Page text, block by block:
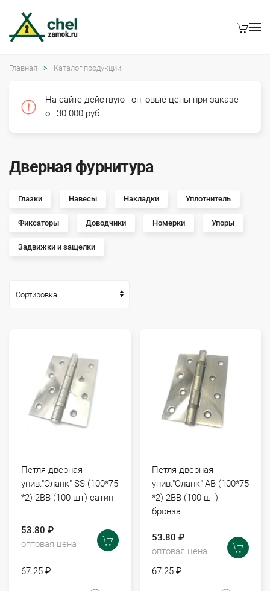
Главная Каталог продукции
На сайте действуют оптовые цены при заказе
от 30 000 руб.
Дверная фурнитура
Глазки Навесы Накладки Уплотнитель
Фиксаторы Доводчики Номерки Упоры
Задвижки и защелки
Петля дверная
унив."Оланк" SS (100*75
*2) 2ВВ (100 шт) сатин
53.80 ₽
оптовая цена
67.25 ₽
Петля дверная
унив."Оланк" АВ (100*75
*2) 2ВВ (100 шт)
бронза
53.80 ₽
оптовая цена
67.25 ₽